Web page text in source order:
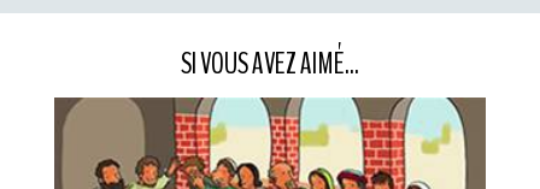
SI VOUS AVEZ AIMÉ...